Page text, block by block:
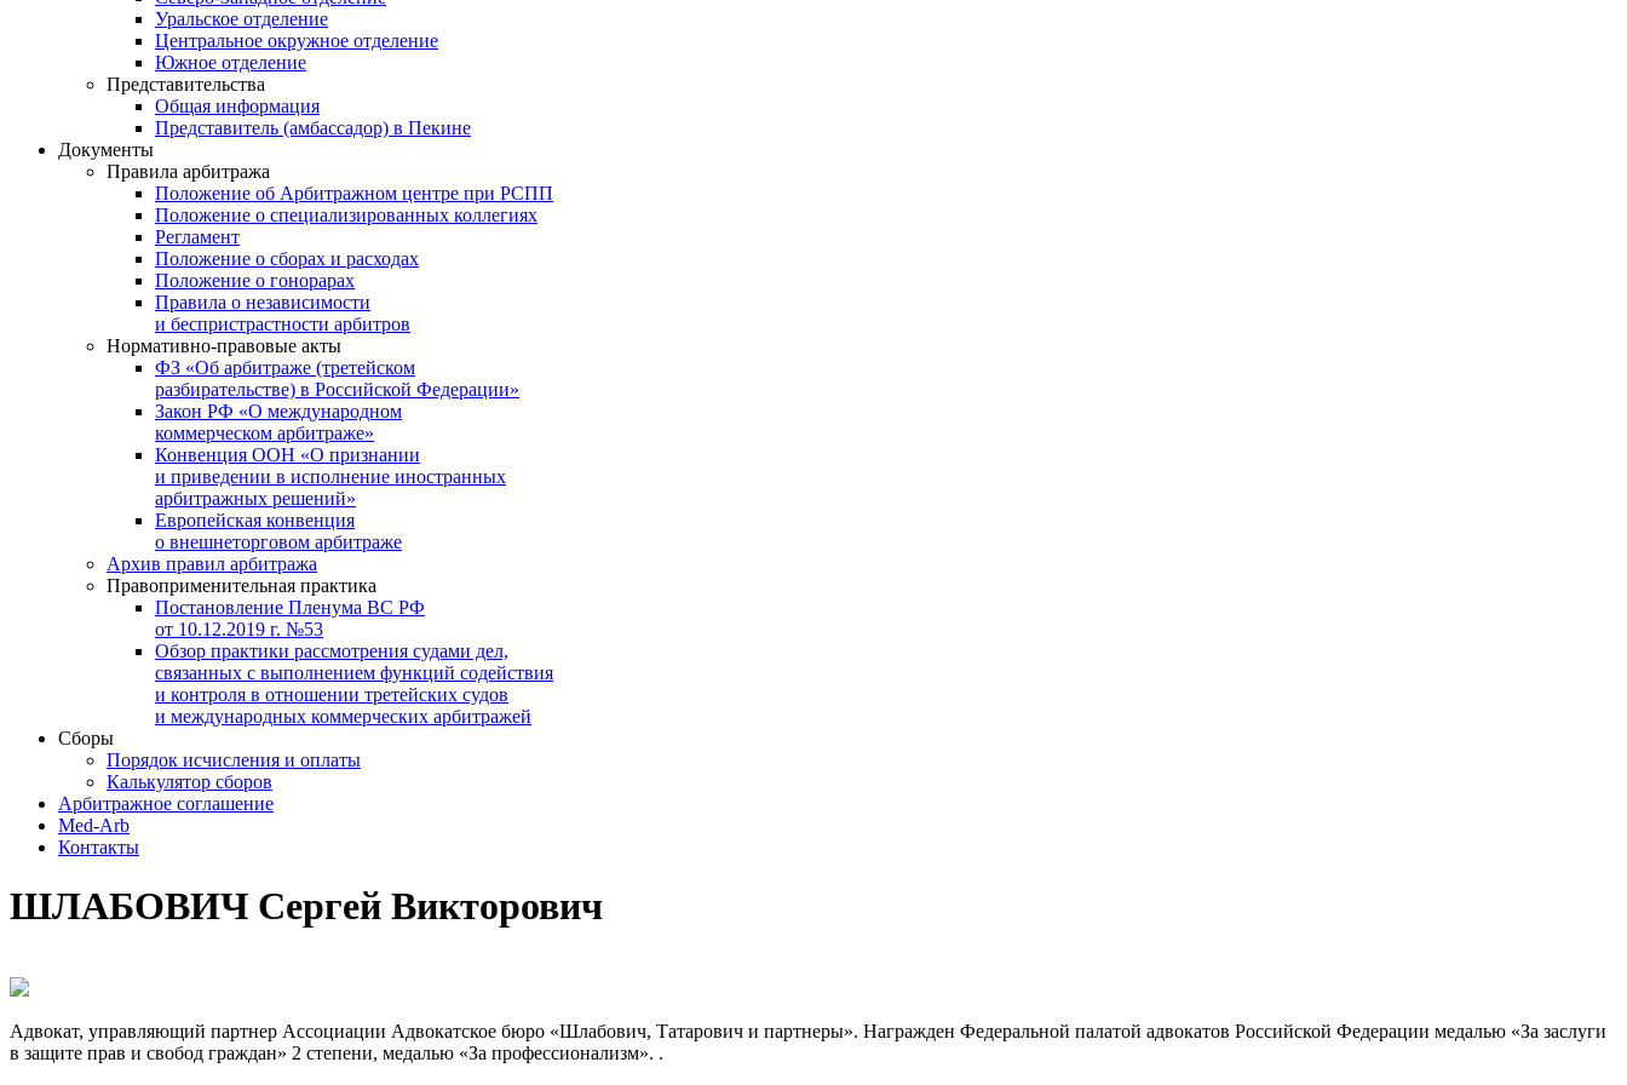
Уральское отделение
Центральное окружное отделение
Южное отделение
Представительства
Общая информация
Представитель (амбассадор) в Пекине
Документы
Правила арбитража
Положение об Арбитражном центре при РСПП
Положение о специализированных коллегиях
Регламент
Положение о сборах и расходах
Положение о гонорарах
Правила о независимости
и беспристрастности арбитров
Нормативно-правовые акты
ФЗ «Об арбитраже (третейском
разбирательстве) в Российской Федерации»
Закон РФ «О международном
коммерческом арбитраже»
Конвенция ООН «О признании
и приведении в исполнение иностранных
арбитражных решений»
Европейская конвенция
о внешнеторговом арбитраже
Архив правил арбитража
Правоприменительная практика
Постановление Пленума ВС РФ
от 10.12.2019 г. №53
Обзор практики рассмотрения судами дел,
связанных с выполнением функций содействия
и контроля в отношении третейских судов
и международных коммерческих арбитражей
Сборы
Порядок исчисления и оплаты
Калькулятор сборов
Арбитражное соглашение
Med-Arb
Контакты
ШЛАБОВИЧ Сергей Викторович
Адвокат, управляющий партнер Ассоциации Адвокатское бюро «Шлабович, Татарович и партнеры». Награжден Федеральной палатой адвокатов Российской Федерации медалью «За заслуги
в защите прав и свобод граждан» 2 степени, медалью «За профессионализм». .